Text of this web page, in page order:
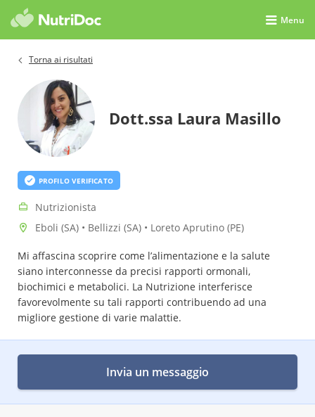
Menu
Torna ai risultati
Dott.ssa Laura Masillo
PROFILO VERIFICATO
Nutrizionista
Eboli (SA) • Bellizzi (SA) • Loreto Aprutino (PE)
Mi affascina scoprire come l’alimentazione e la salute
siano interconnesse da precisi rapporti ormonali,
biochimici e metabolici. La Nutrizione interferisce
favorevolmente su tali rapporti contribuendo ad una
migliore gestione di varie malattie.
Invia un messaggio